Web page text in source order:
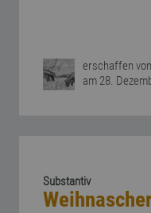
erschaffen von
am 28.
Substantiv